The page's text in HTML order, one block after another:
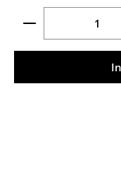
Produkt Anzahl: